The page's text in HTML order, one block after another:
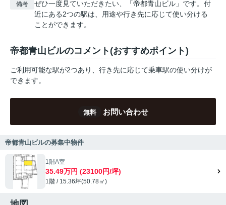
備考
ぜひ一度見ていただきたい、「帝都青山ビル」です。付
近にある2つの駅は、用途や行き先に応じて使い分ける
ことができます。
帝都青山ビルのコメント(おすすめポイント)
ご利用可能な駅が2つあり、行き先に応じて乗車駅の使い分けが
できます。
無料 お問い合わせ
帝都青山ビルの募集中物件
1階A室
35.49万円 (23100円/坪)
1階 / 15.36坪(50.78㎡)